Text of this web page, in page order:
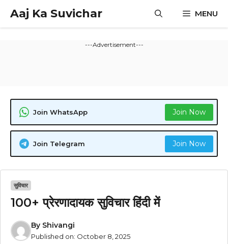
content
Aaj Ka Suvichar MENU
---Advertisement---
Join WhatsApp Join Now
Join Telegram Join Now
सुविचार
100+ प्रेरणादायक सुविचार हिंदी में
By Shivangi
Published on: October 8, 2025